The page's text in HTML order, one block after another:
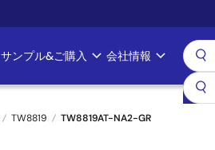
サンプル&ご購入 会社情報
TW8819 TW8819AT-NA2-GR